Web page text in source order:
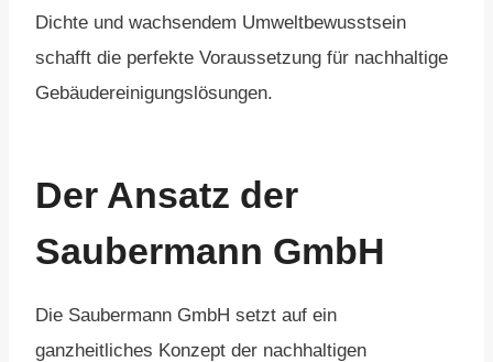
Dichte und wachsendem Umweltbewusstsein
schafft die perfekte Voraussetzung für nachhaltige
Gebäudereinigungslösungen.
Der Ansatz der
Saubermann GmbH
Die Saubermann GmbH setzt auf ein
ganzheitliches Konzept der nachhaltigen